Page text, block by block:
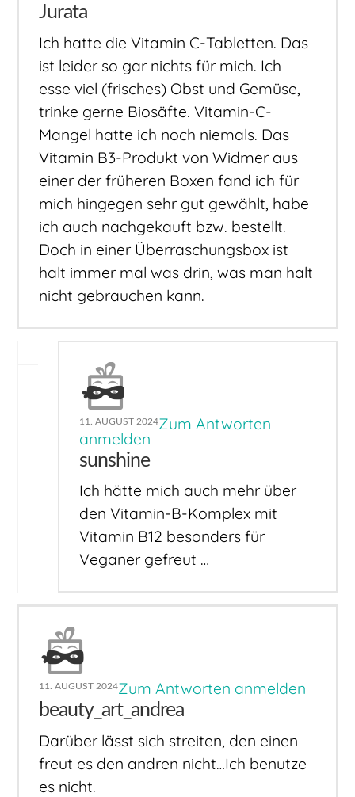
Jurata
Ich hatte die Vitamin C-Tabletten. Das
ist leider so gar nichts für mich. Ich
esse viel (frisches) Obst und Gemüse,
trinke gerne Biosäfte. Vitamin-C-
Mangel hatte ich noch niemals. Das
Vitamin B3-Produkt von Widmer aus
einer der früheren Boxen fand ich für
mich hingegen sehr gut gewählt, habe
ich auch nachgekauft bzw. bestellt.
Doch in einer Überraschungsbox ist
halt immer mal was drin, was man halt
nicht gebrauchen kann.
11. AUGUST 2024Zum Antworten
anmelden
sunshine
Ich hätte mich auch mehr über
den Vitamin-B-Komplex mit
Vitamin B12 besonders für
Veganer gefreut …
11. AUGUST 2024Zum Antworten anmelden
beauty_art_andrea
Darüber lässt sich streiten, den einen
freut es den andren nicht…Ich benutze
es nicht.